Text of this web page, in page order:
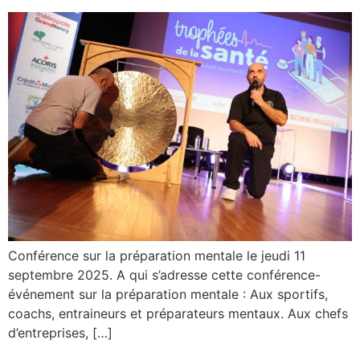
Conférence sur la préparation mentale le jeudi 11
septembre 2025. A qui s’adresse cette conférence-
événement sur la préparation mentale : Aux sportifs,
coachs, entraineurs et préparateurs mentaux. Aux chefs
d’entreprises, […]